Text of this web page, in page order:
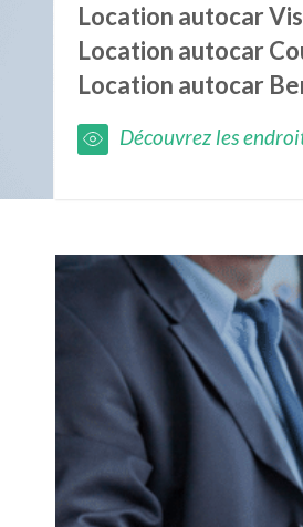
Location autocar
Location autocar
Location autocar
Découvrez les